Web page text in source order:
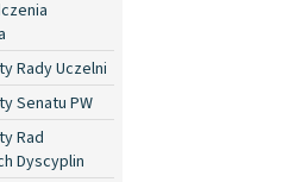
Rady Uczelni
Senatu PW
Rad
Dyscyplin